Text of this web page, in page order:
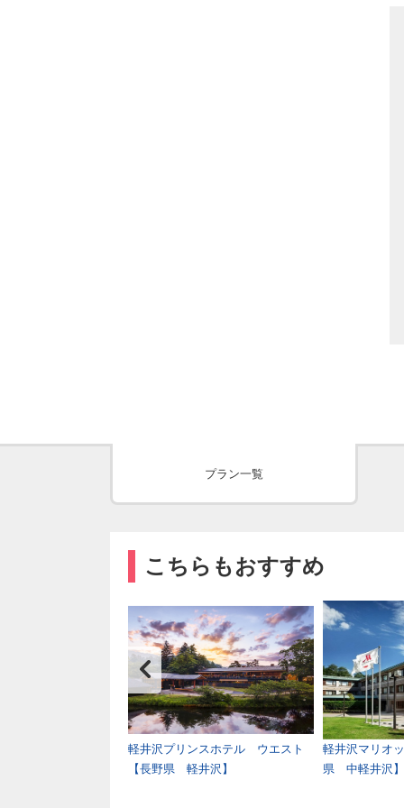
プラン一覧
こちらもおすすめ
軽井沢プリンスホテル ウエスト
【長野県 軽井沢】
軽井沢マリオ
県 中軽井沢】